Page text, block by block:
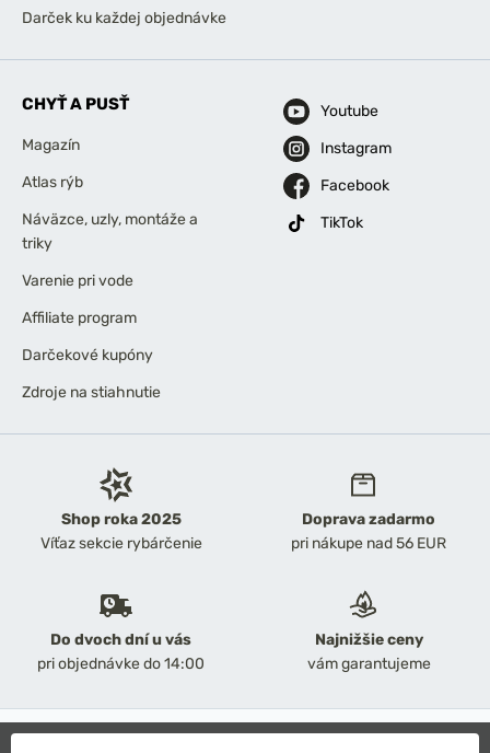
Shop roka 2025
Víťaz sekcie rybárčenie
Doprava zadarmo
pri nákupe nad 56 EUR
Do dvoch dní u vás
pri objednávke do 14:00
Najnižšie ceny
vám garantujeme
Darček ku každej objednávke
CHYŤ A PUSŤ
Magazín
Atlas rýb
Náväzce, uzly, montáže a
triky
Varenie pri vode
Affiliate program
Darčekové kupóny
Zdroje na stiahnutie
Youtube
Instagram
Facebook
TikTok